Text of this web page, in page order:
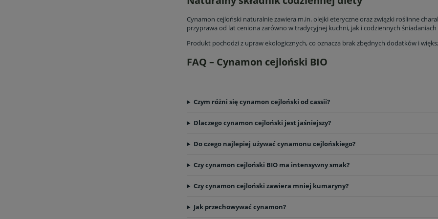
Cynamon cejloński naturalnie zawiera m.in. olejki eteryczne oraz związki roślinne
przyprawa od lat ceniona zarówno w tradycyjnej kuchni, jak i codziennych
Produkt pochodzi z upraw ekologicznych, co oznacza brak zbędnych dodatków i
FAQ – Cynamon cejloński BIO
Czym różni się cynamon cejloński od cassii?
Dlaczego cynamon cejloński jest jaśniejszy?
Do czego najlepiej używać cynamonu cejlońskiego?
Czy cynamon cejloński BIO ma intensywny smak?
Czy cynamon cejloński zawiera mniej kumaryny?
Jak przechowywać cynamon?